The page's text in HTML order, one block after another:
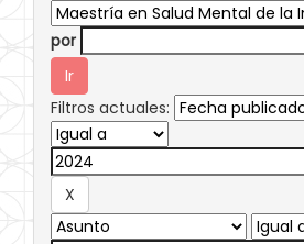
por
Filtros actuales: